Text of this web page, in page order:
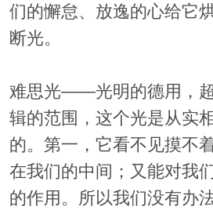
们的懈怠、放逸的心给它
断光。
难思光——光明的德用，
辑的范围，这个光是从实
的。第一，它看不见摸不
在我们的中间；又能对我
的作用。所以我们没有办